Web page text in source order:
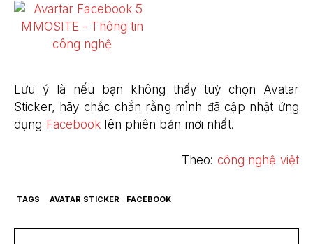
Lưu ý là nếu bạn không thấy tuỳ chọn Avatar
Sticker, hãy chắc chắn rằng mình đã cập nhật ứng
dụng Facebook lên phiên bản mới nhất.
Theo: công nghệ việt
TAGS AVATAR STICKER FACEBOOK